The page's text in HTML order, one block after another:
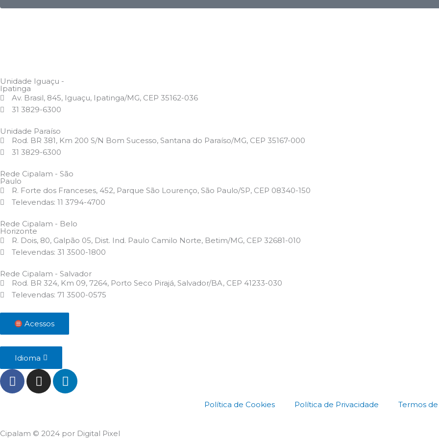
Unidade Iguaçu -
Ipatinga
Av. Brasil, 845, Iguaçu, Ipatinga/MG, CEP 35162-036
31 3829-6300
Unidade Paraíso
Rod. BR 381, Km 200 S/N Bom Sucesso, Santana do Paraíso/MG, CEP 35167-000
31 3829-6300
Rede Cipalam - São
Paulo
R. Forte dos Franceses, 452, Parque São Lourenço, São Paulo/SP, CEP 08340-150
Televendas: 11 3794-4700
Rede Cipalam - Belo
Horizonte
R. Dois, 80, Galpão 05, Dist. Ind. Paulo Camilo Norte, Betim/MG, CEP 32681-010
Televendas: 31 3500-1800
Rede Cipalam - Salvador
Rod. BR 324, Km 09, 7264, Porto Seco Pirajá, Salvador/BA, CEP 41233-030
Televendas: 71 3500-0575
Acessos
Idioma
F
a
o
I
n
g
L
i
d
Política de Cookies Política de Privacidade Termos
Cipalam © 2024 por Digital Pixel